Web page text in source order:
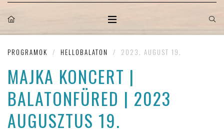
PROGRAMOK / HELLOBALATON / 2023. AUGUST 19.
MAJKA KONCERT |
BALATONFÜRED | 2023
AUGUSZTUS 19.